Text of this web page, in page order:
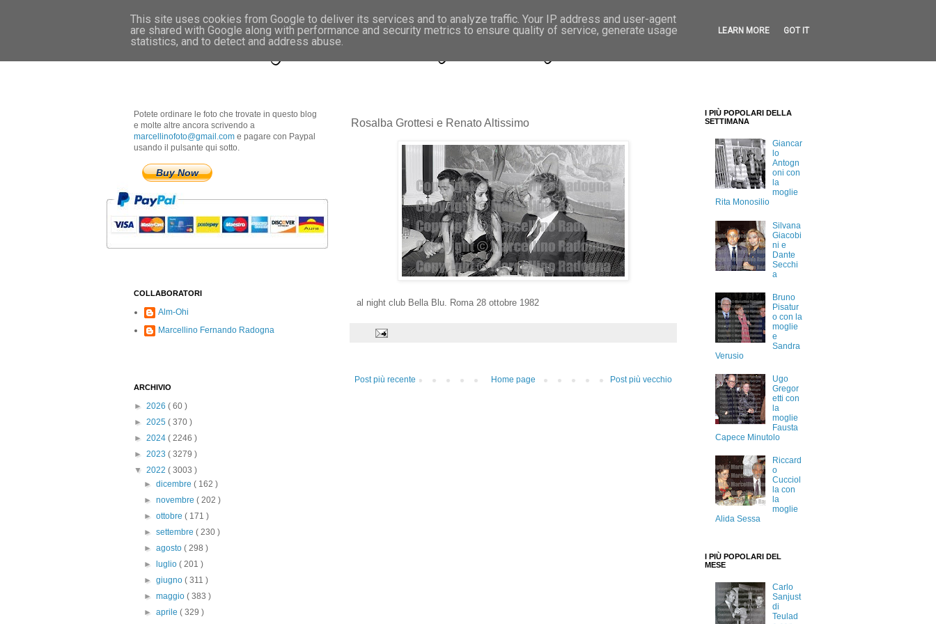
Marcellino Radogna - Fotonotizie per la stampa
Rosalba Grottesi e Renato Altissimo
al night club Bella Blu. Roma 28 ottobre 1982
Post più recente Post più vecchio
Home page
Potete ordinare le foto che trovate in questo blog
e molte altre ancora scrivendo a
marcellinofoto@gmail.com e pagare con Paypal
usando il pulsante qui sotto.
Buy Now
COLLABORATORI
Alm-Ohi
Marcellino Fernando Radogna
ARCHIVIO
► 2026 ( 60 )
► 2025 ( 370 )
► 2024 ( 2246 )
► 2023 ( 3279 )
▼ 2022 ( 3003 )
►dicembre( 162 )
►novembre( 202 )
►ottobre( 171 )
►settembre( 230 )
►agosto( 298 )
►
luglio( 201 )
►giugno( 311 )
►maggio( 383 )
►aprile( 329 )
I PIÙ POPOLARI DELLA
SETTIMANA
Giancar
lo
Antogn
oni con
la
moglie
Rita Monosilio
Silvana
Giacobi
ni e
Dante
Secchi
a
Bruno
Pisatur
o con la
moglie
e
Sandra
Verusio
Ugo
Gregor
etti con
la
moglie
Fausta
Capece Minutolo
Riccard
o
Cucciol
la con
la
moglie
Alida Sessa
I PIÙ POPOLARI DEL
MESE
Carlo
Sanjust
di
Teulad
This site uses cookies from Google to deliver its services and to analyze traffic. Your IP address and user-agent
are shared with Google along with performance and security metrics to ensure quality of service, generate usage
statistics, and to detect and address abuse.
LEARN MORE GOT IT